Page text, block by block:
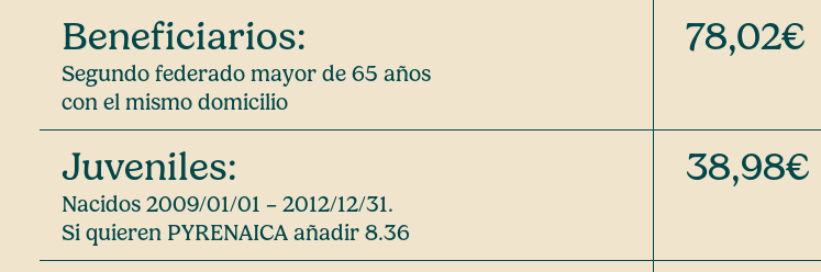
Beneficiarios:
Segundo federado mayor de 65 años
con el mismo domicilio
78,02€
Juveniles:
Nacidos 2009/01/01 – 2012/12/31.
Si quieren PYRENAICA añadir 8.36
38,98€